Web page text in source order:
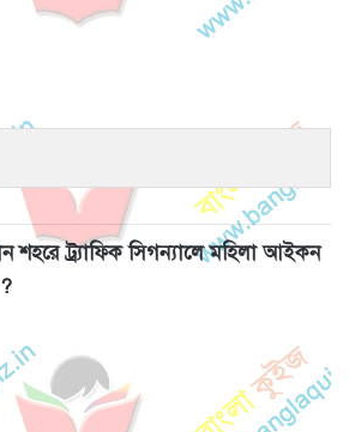
শহরে ট্র্যাফিক সিগন্যালে মহিলা আইকন